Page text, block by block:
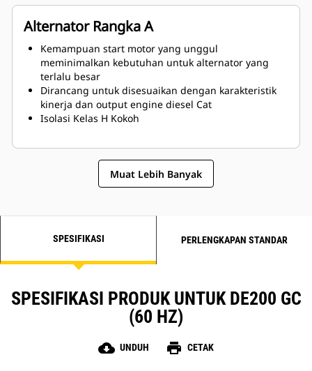
Alternator Rangka A
Kemampuan start motor yang unggul
meminimalkan kebutuhan untuk alternator yang
terlalu besar
Dirancang untuk disesuaikan dengan karakteristik
kinerja dan output engine diesel Cat
Isolasi Kelas H Kokoh
Muat Lebih Banyak
SPESIFIKASI PERLENGKAPAN STANDAR
SPESIFIKASI PRODUK UNTUK DE200 GC
(60 HZ)
cloud_download UNDUH print CETAK